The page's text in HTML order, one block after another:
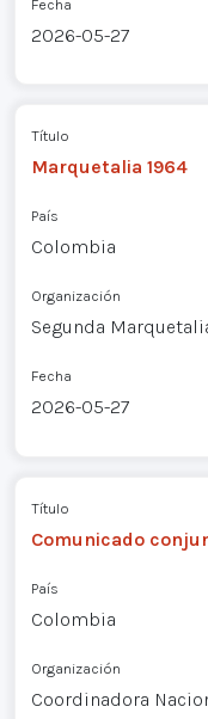
Fecha
2026-05-27
Título
Marquetalia 1964
País
Colombia
Organización
Segunda
Fecha
2026-05-27
Título
Comunicado
País
Colombia
Organización
Coordinadora